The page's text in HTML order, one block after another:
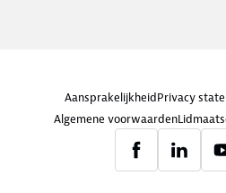
AansprakelijkheidPrivacy
Algemene voorwaarden